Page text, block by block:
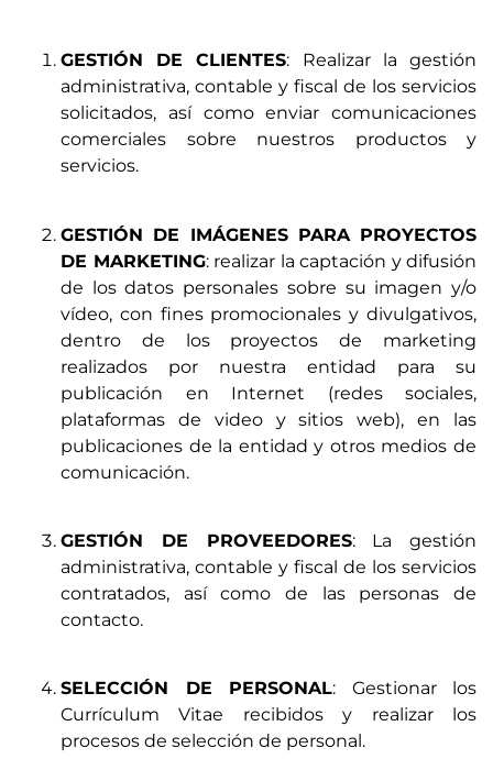
GESTIÓN DE CLIENTES: Realizar la gestión
administrativa, contable y fiscal de los servicios
solicitados, así como enviar comunicaciones
comerciales sobre nuestros productos y
servicios.
GESTIÓN DE IMÁGENES PARA PROYECTOS
DE MARKETING: realizar la captación y difusión
de los datos personales sobre su imagen y/o
vídeo, con fines promocionales y divulgativos,
dentro de los proyectos de marketing
realizados por nuestra entidad para su
publicación en Internet (redes sociales,
plataformas de video y sitios web), en las
publicaciones de la entidad y otros medios de
comunicación.
GESTIÓN DE PROVEEDORES: La gestión
administrativa, contable y fiscal de los servicios
contratados, así como de las personas de
contacto.
SELECCIÓN DE PERSONAL: Gestionar los
Currículum Vitae recibidos y realizar los
procesos de selección de personal.